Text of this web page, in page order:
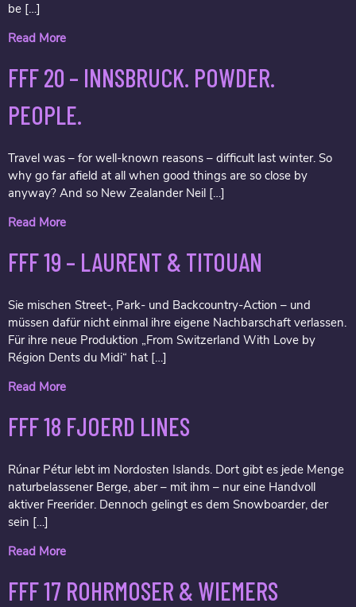
be […]
Read More
FFF 20 – INNSBRUCK. POWDER.
PEOPLE.
Travel was – for well-known reasons – difficult last winter. So
why go far afield at all when good things are so close by
anyway? And so New Zealander Neil […]
Read More
FFF 19 – LAURENT & TITOUAN
Sie mischen Street-, Park- und Backcountry-Action – und
müssen dafür nicht einmal ihre eigene Nachbarschaft verlassen.
Für ihre neue Produktion „From Switzerland With Love by
Région Dents du Midi“ hat […]
Read More
FFF 18 FJOERD LINES
Rúnar Pétur lebt im Nordosten Islands. Dort gibt es jede Menge
naturbelassener Berge, aber – mit ihm – nur eine Handvoll
aktiver Freerider. Dennoch gelingt es dem Snowboarder, der
sein […]
Read More
FFF 17 ROHRMOSER & WIEMERS